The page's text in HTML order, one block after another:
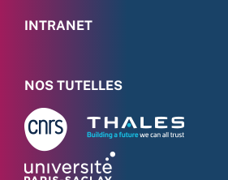
INTRANET
NOS TUTELLES